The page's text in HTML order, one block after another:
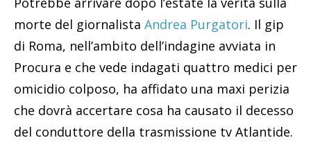
morte del giornalista Andrea Purgatori. Il gip
di Roma, nell’ambito dell’indagine avviata in
Procura e che vede indagati quattro medici per
omicidio colposo, ha affidato una maxi perizia
che dovrà accertare cosa ha causato il decesso
del conduttore della trasmissione tv Atlantide.